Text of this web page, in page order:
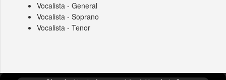
Vocalista - General
Vocalista - Soprano
Vocalista - Tenor